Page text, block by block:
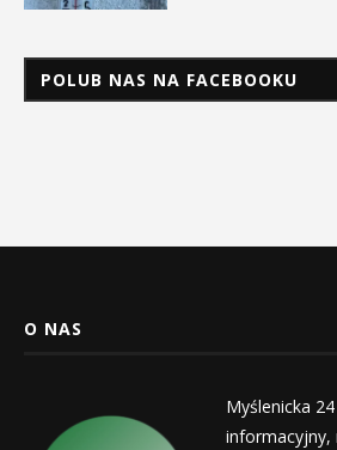
POLUB NAS NA FACEBOOKU
O NAS
Myślenicka
informacyjny,